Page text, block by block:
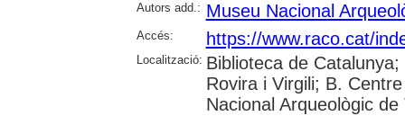
Autors add.: Museu Nacional
Accés: https://www.raco.cat/
Localització: Biblioteca de
Rovira i Virgili; B.
Nacional Arqueològic